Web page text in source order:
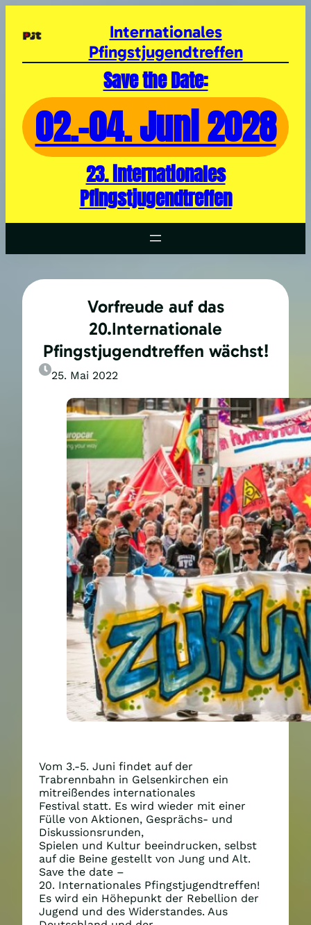
springen
Internationales
Pfingstjugendtreffen
Save the Date:
02.-04. Juni 2028
23. internationales
Pfingstjugendtreffen
Vorfreude auf das
20.Internationale
Pfingstjugendtreffen wächst!
25. Mai 2022
Vom 3.-5. Juni findet auf der
Trabrennbahn in Gelsenkirchen ein
mitreißendes internationales
Festival statt. Es wird wieder mit einer
Fülle von Aktionen, Gesprächs- und
Diskussionsrunden,
Spielen und Kultur beeindrucken, selbst
auf die Beine gestellt von Jung und Alt.
Save the date –
20. Internationales Pfingstjugendtreffen!
Es wird ein Höhepunkt der Rebellion der
Jugend und des Widerstandes. Aus